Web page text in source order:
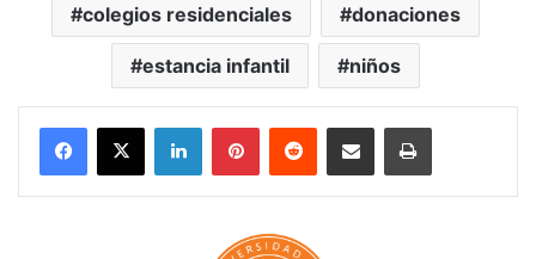
colegios residenciales donaciones
estancia infantil niños
LinkedInPinterestReddit Share via Email Print